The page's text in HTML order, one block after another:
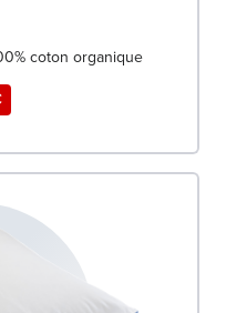
coton organique